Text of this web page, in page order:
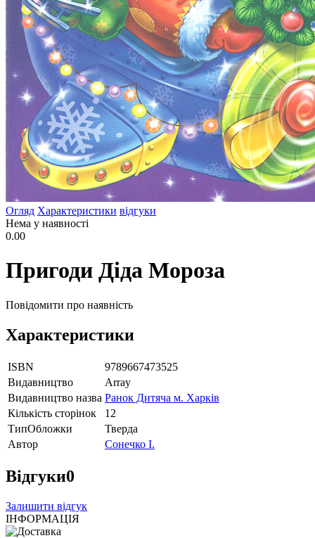
Огляд Характеристики відгуки
Нема у наявності
0.00
Пригоди Діда Мороза
Повідомити про наявність
Характеристики
ISBN
9789667473525
Видавництво
Array
Видавництво назва Ранок Дитяча м. Харків
Кількість сторінок
12
ТипОбложки
Тверда
Автор
Сонечко І.
Відгуки0
Залишити відгук
ІНФОРМАЦІЯ